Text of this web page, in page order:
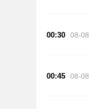
00:30 08-08
00:45 08-08